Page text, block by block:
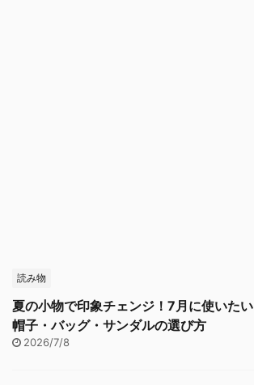
読み物
夏の小物で印象チェンジ！7月に使いたい
帽子・バッグ・サンダルの選び方
2026/7/8